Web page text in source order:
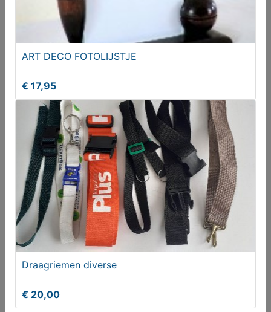
2 VAZEN 70er JAREN
Vanaf € 125,00
ART DECO FOTOLIJSTJE
€ 17,95
Draagriemen diverse
€ 20,00